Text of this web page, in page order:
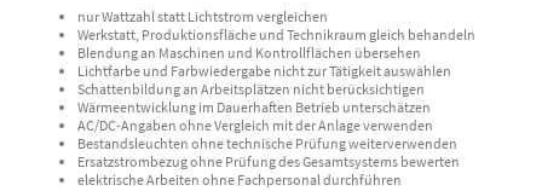
nur Wattzahl statt Lichtstrom vergleichen
Werkstatt, Produktionsfläche und Technikraum gleich behandeln
Blendung an Maschinen und Kontrollflächen übersehen
Lichtfarbe und Farbwiedergabe nicht zur Tätigkeit auswählen
Schattenbildung an Arbeitsplätzen nicht berücksichtigen
Wärmeentwicklung im Dauerhaften Betrieb unterschätzen
AC/DC-Angaben ohne Vergleich mit der Anlage verwenden
Bestandsleuchten ohne technische Prüfung weiterverwenden
Ersatzstrombezug ohne Prüfung des Gesamtsystems bewerten
elektrische Arbeiten ohne Fachpersonal durchführen